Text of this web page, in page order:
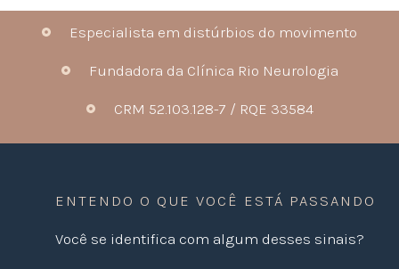
Especialista em distúrbios do movimento
Fundadora da Clínica Rio Neurologia
CRM 52.103.128-7 / RQE 33584
ENTENDO O QUE VOCÊ ESTÁ PASSANDO
Você se identifica com algum desses sinais?